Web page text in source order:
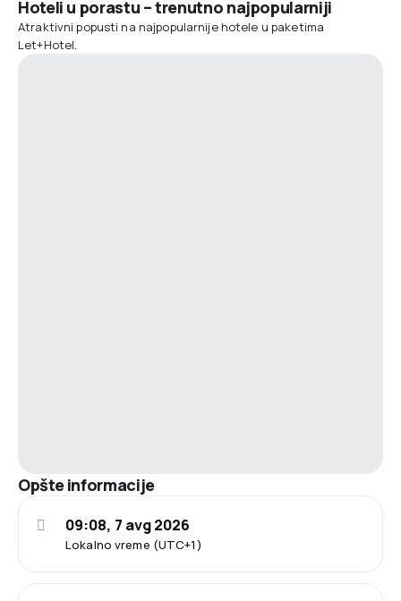
Hoteli u porastu – trenutno najpopularniji
Atraktivni popusti na najpopularnije hotele u paketima
Let+Hotel.
Opšte informacije
Lokalno vreme (UTC+1)
09:08, 7 avg 2026